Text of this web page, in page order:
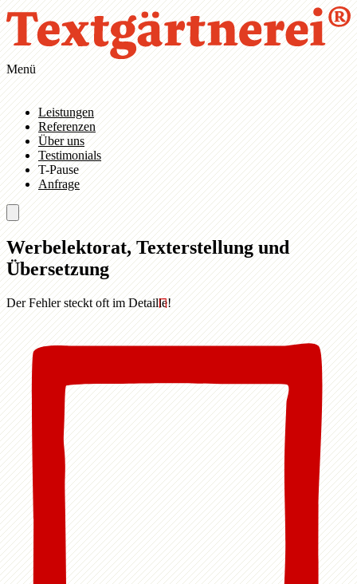
Zum Hauptinhalt springen
Zur Navigation springen
Menü
Leistungen
Referenzen
Über uns
Testimonials
T-Pause
Anfrage
Werbelektorat, Texterstellung und
Übersetzung
Der Fehler steckt oft im Detaille!